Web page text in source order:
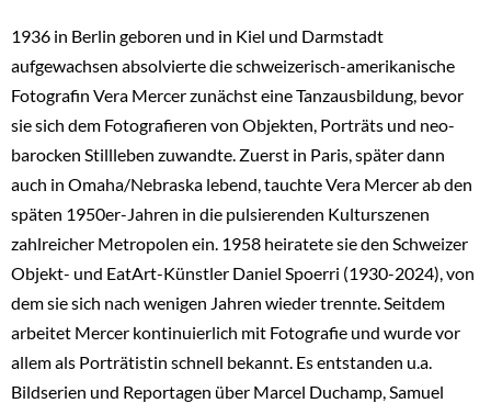
1936 in Berlin geboren und in Kiel und Darmstadt
aufgewachsen absolvierte die schweizerisch-amerikanische
Fotografin Vera Mercer zunächst eine Tanzausbildung, bevor
sie sich dem Fotografieren von Objekten, Porträts und neo-
barocken Stillleben zuwandte. Zuerst in Paris, später dann
auch in Omaha/Nebraska lebend, tauchte Vera Mercer ab den
späten 1950er-Jahren in die pulsierenden Kulturszenen
zahlreicher Metropolen ein. 1958 heiratete sie den Schweizer
Objekt- und EatArt-Künstler Daniel Spoerri (1930-2024), von
dem sie sich nach wenigen Jahren wieder trennte. Seitdem
arbeitet Mercer kontinuierlich mit Fotografie und wurde vor
allem als Porträtistin schnell bekannt. Es entstanden u.a.
Bildserien und Reportagen über Marcel Duchamp, Samuel